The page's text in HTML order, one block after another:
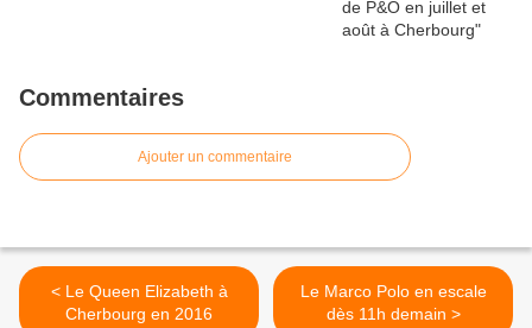
Commentaires
Ajouter un commentaire
< Le Queen Elizabeth à
Cherbourg en 2016
Le Marco Polo en escale
dès 11h demain >